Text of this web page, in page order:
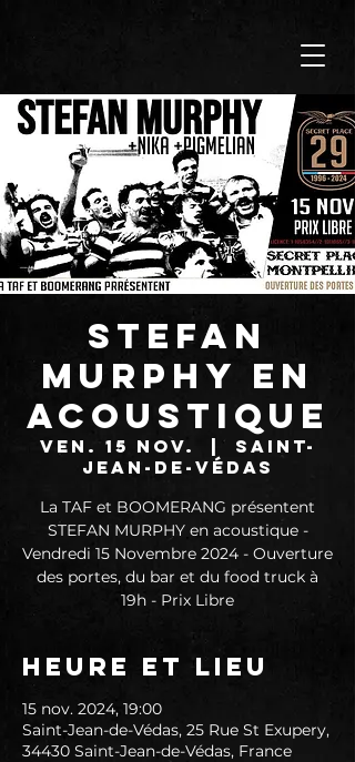
STEFAN
MURPHY en
acoustique
ven. 15 nov.
  |
Saint-
Jean-de-Védas
La TAF et BOOMERANG présentent
STEFAN MURPHY en acoustique -
Vendredi 15 Novembre 2024 - Ouverture
des portes, du bar et du food truck à
Heure et lieu
15 nov. 2024, 19:00
Saint-Jean-de-Védas, 25 Rue St Exupery,
34430 Saint-Jean-de-Védas, France